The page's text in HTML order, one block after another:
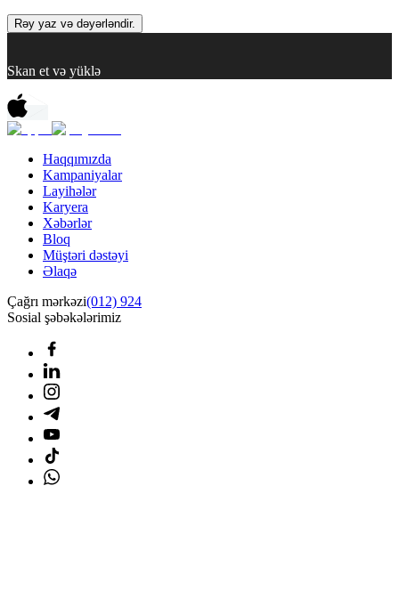
Rəy yaz və dəyərləndir.
Skan et və yüklə
Haqqımızda
Kampaniyalar
Layihələr
Karyera
Xəbərlər
Bloq
Müştəri dəstəyi
Əlaqə
Çağrı mərkəzi(012) 924
Sosial şəbəkələrimiz